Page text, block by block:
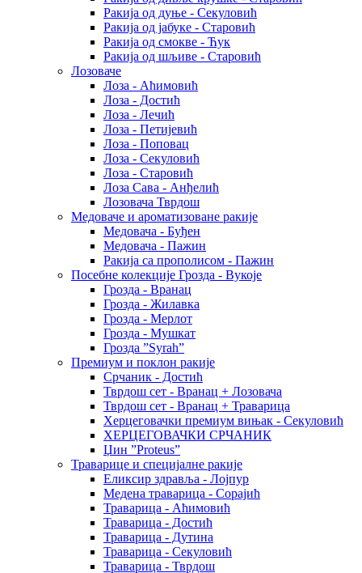
Ракија од дуње - Секуловић
Ракија од јабуке - Старовић
Ракија од смокве - Ћук
Ракија од шљиве - Старовић
Лозоваче
Лоза - Аћимовић
Лоза - Достић
Лоза - Лечић
Лоза - Петијевић
Лоза - Поповац
Лоза - Секуловић
Лоза - Старовић
Лоза Сава - Анђелић
Лозовача Тврдош
Медоваче и ароматизоване ракије
Медовача - Буђен
Медовача - Пажин
Ракија са прополисом - Пажин
Посебне колекције Грозда - Вукоје
Грозда - Вранац
Грозда - Жилавка
Грозда - Мерлот
Грозда - Мушкат
Грозда ”Syrah”
Премиум и поклон ракије
Срчаник - Достић
Тврдош сет - Вранац + Лозовача
Тврдош сет - Вранац + Траварица
Херцеговачки премиум вињак - Секуловић
ХЕРЦЕГОВАЧКИ СРЧАНИК
Џин ”Proteus”
Траварице и специјалне ракије
Еликсир здравља - Лојпур
Медена траварица - Сорајић
Траварица - Аћимовић
Траварица - Достић
Траварица - Дутина
Траварица - Секуловић
Траварица - Тврдош